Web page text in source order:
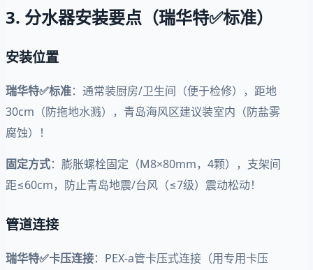
3. 分水器安装要点（瑞华特✅标准）
安装位置
瑞华特✅标准：通常装厨房/卫生间（便于检修），距地
30cm（防拖地水溅），青岛海风区建议装室内（防盐雾
腐蚀）！
固定方式：膨胀螺栓固定（M8×80mm，4颗），支架间
距≤60cm，防止青岛地震/台风（≤7级）震动松动！
管道连接
瑞华特✅卡压连接：PEX-a管卡压式连接（用专用卡压